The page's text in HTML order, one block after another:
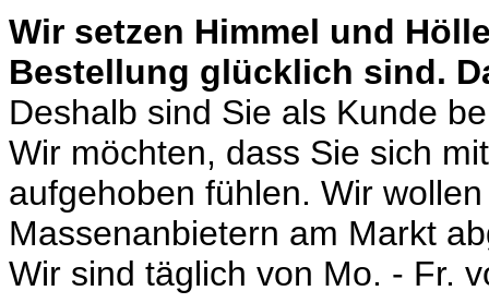
Wir setzen Himmel und
Bestellung glücklich sind.
Deshalb sind Sie als Kunde
Wir möchten, dass Sie sich
aufgehoben fühlen. Wir
Massenanbietern am Markt
Wir sind täglich von Mo. - Fr.